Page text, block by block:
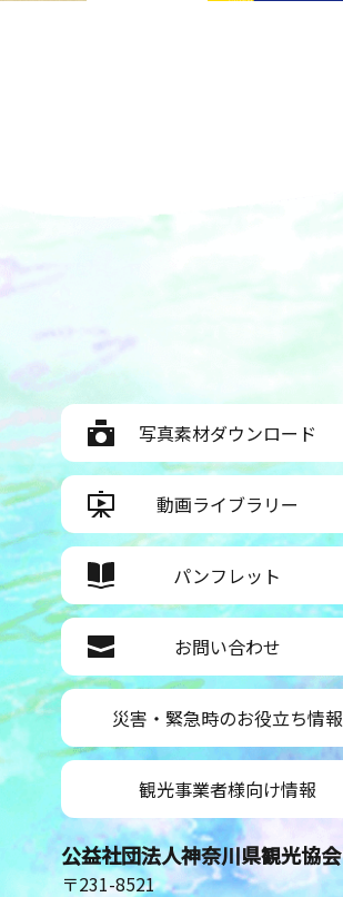
写真素材ダウンロード
動画ライブラリー
パンフレット
お問い合わせ
災害・緊急時のお役立ち情報
観光事業者様向け情報
公益社団法人神奈川県観光協会
〒231-8521